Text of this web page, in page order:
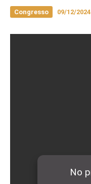
Congresso 09/12/2024